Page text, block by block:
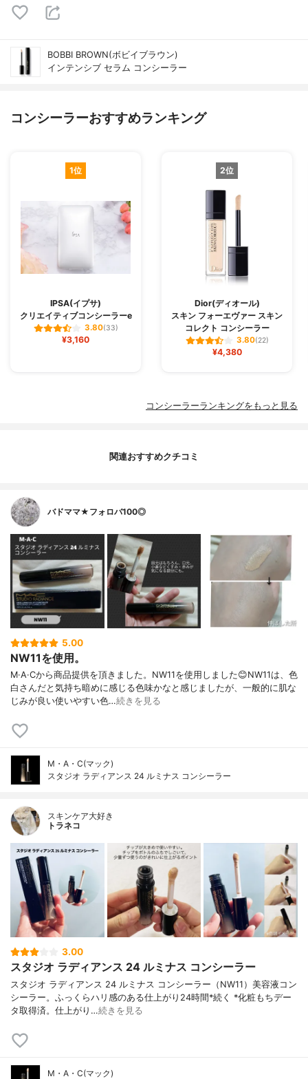
BOBBI BROWN(ボビイブラウン)
インテンシブ セラム コンシーラー
コンシーラーおすすめランキング
1位
IPSA(イプサ)
クリエイティブコンシーラーe
3.80(33)
¥3,160
2位
Dior(ディオール)
スキン フォーエヴァー スキン
コレクト コンシーラー
3.80(22)
¥4,380
コンシーラーランキングをもっと見る
関連おすすめクチコミ
バドママ★フォロバ100◎
5.00
NW11を使用。
M·A·Cから商品提供を頂きました。NW11を使用しました😊NW11は、色
白さんだと気持ち暗めに感じる色味かなと感じましたが、一般的に肌な
じみが良い使いやすい色…続きを見る
M・A・C(マック)
スタジオ ラディアンス 24 ルミナス コンシーラー
スキンケア大好き
トラネコ
3.00
スタジオ ラディアンス 24 ルミナス コンシーラー
スタジオ ラディアンス 24 ルミナス コンシーラー（NW11）美容液コン
シーラー。ふっくらハリ感のある仕上がり24時間*続く *化粧もちデー
タ取得済。仕上がり…続きを見る
M・A・C(マック)